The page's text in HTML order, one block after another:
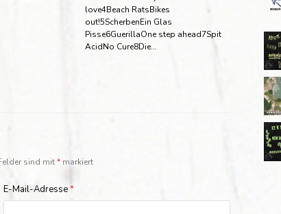
love4Beach RatsBikes
out!5ScherbenEin Glas
Pisse6GuerillaOne step ahead7Spit
AcidNo Cure8Die…
sind mit* markiert
E-Mail-Adresse*